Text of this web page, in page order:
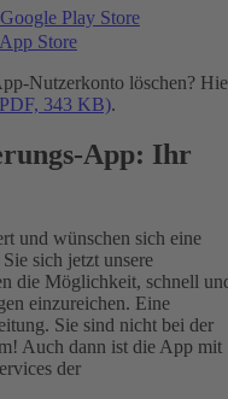
Play Store
Store
Nutzerkonto löschen?
343 KB).
App: Ihr
und wünschen sich eine
sich jetzt unsere
die Möglichkeit, schnell
einzureichen. Eine
Sie sind nicht bei der
Auch dann ist die App mit
der